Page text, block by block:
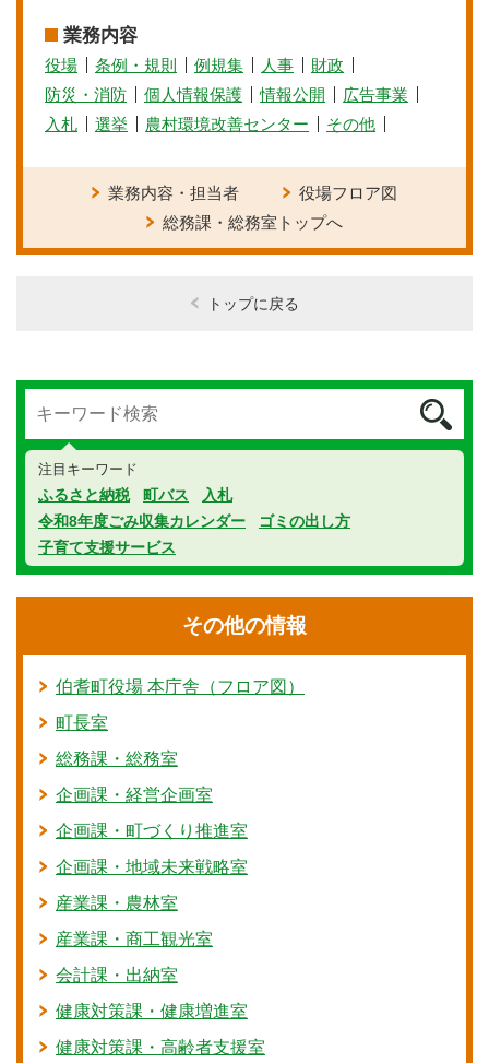
業務内容
役場 条例・規則 例規集 人事
財政
防災・消防
個人情報保護 情報公開
広告事業
入札
選挙 農村環境改善センター その他
業務内容・担当者
役場フロア図
総務課・総務室トップへ
トップに戻る
注目キーワード
ふるさと納税 町バス
入札
令和8年度ごみ収集カレンダー
ゴミの出し方
子育て支援サービス
その他の情報
伯耆町役場 本庁舎（フロア図）
町長室
総務課・総務室
企画課・経営企画室
企画課・町づくり推進室
企画課・地域未来戦略室
産業課・農林室
産業課・商工観光室
会計課・出納室
健康対策課・健康増進室
健康対策課・高齢者支援室